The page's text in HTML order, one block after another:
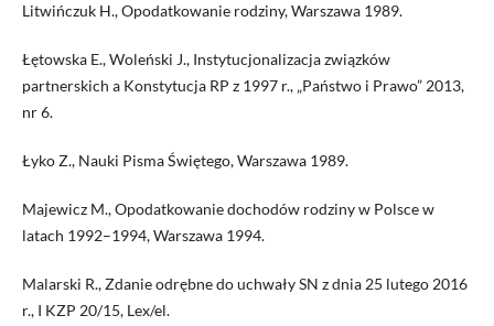
Litwińczuk H., Opodatkowanie rodziny, Warszawa 1989.
Łętowska E., Woleński J., Instytucjonalizacja związków
partnerskich a Konstytucja RP z 1997 r., „Państwo i Prawo” 2013,
nr 6.
Łyko Z., Nauki Pisma Świętego, Warszawa 1989.
Majewicz M., Opodatkowanie dochodów rodziny w Polsce w
latach 1992–1994, Warszawa 1994.
Malarski R., Zdanie odrębne do uchwały SN z dnia 25 lutego 2016
r., I KZP 20/15, Lex/el.